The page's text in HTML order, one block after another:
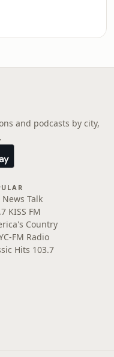
and podcasts by city,
News Talk
KISS FM
Country
FM Radio
Hits 103.7